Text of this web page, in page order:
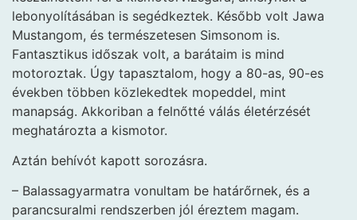
lebonyolításában is segédkeztek. Később volt Jawa
Mustangom, és természetesen Simsonom is.
Fantasztikus időszak volt, a barátaim is mind
motoroztak. Úgy tapasztalom, hogy a 80-as, 90-es
években többen közlekedtek mopeddel, mint
manapság. Akkoriban a felnőtté válás életérzését
meghatározta a kismotor.
Aztán behívót kapott sorozásra.
– Balassagyarmatra vonultam be határőrnek, és a
parancsuralmi rendszerben jól éreztem magam.